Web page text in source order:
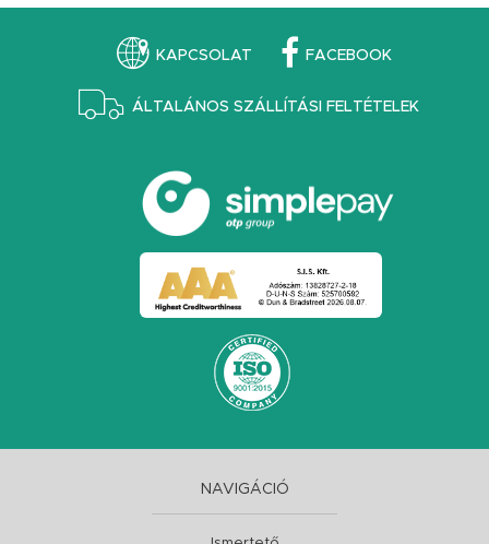
KAPCSOLAT FACEBOOK
ÁLTALÁNOS SZÁLLÍTÁSI FELTÉTELEK
NAVIGÁCIÓ